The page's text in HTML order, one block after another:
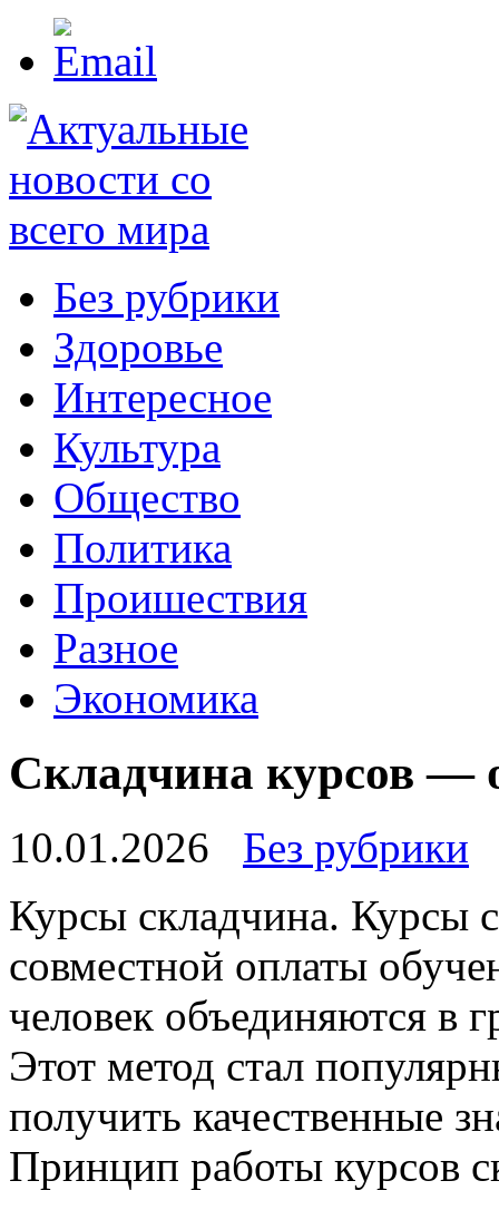
Без рубрики
Здоровье
Интересное
Культура
Общество
Политика
Проишествия
Разное
Экономика
Складчина курсов —
10.01.2026
Без рубрики
Курсы склaдчинa. Курсы
совместной оплаты
человек объединяются в
Этот метод стал
получить качественные
Принцип работы курсов